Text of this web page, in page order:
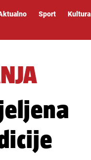
Sport Kultura